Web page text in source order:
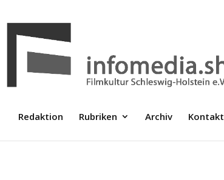
Redaktion Rubriken Archiv Kontakt